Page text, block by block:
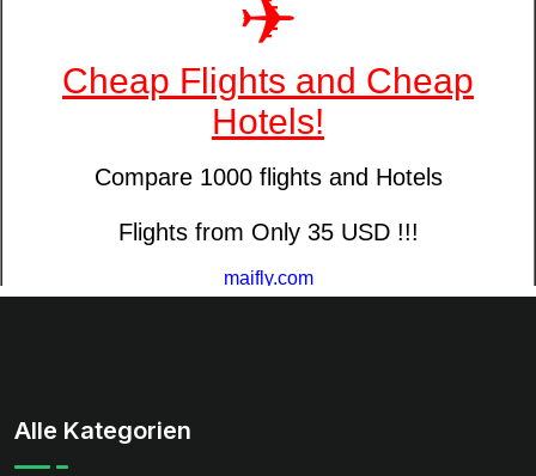
Alle Kategorien